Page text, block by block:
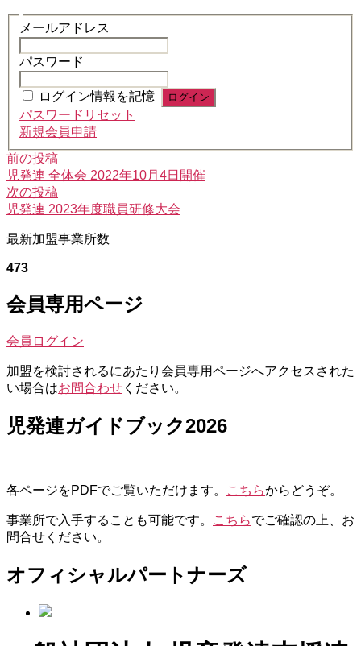
メールアドレス
パスワード
ログイン情報を記憶
パスワードリセット
新規会員申請
投
稿
ナ
ビ
ゲ
ー
シ
ョ
ン
前の投稿前
の
投
稿:
児発連 全体会 2022年10月4日開催
次の投稿次
の
稿:
児発連 2023年度職員研修大会
最新加盟事業所数
473
会員専用ページ
会員ログイン
加盟を検討されるにあたり会員専用ページへアクセスされた
い場合はお問合わせ ください。
児発連ガイドブック2026
各ページをPDFでご覧いただけます。 こちらからどうぞ。
事業所で入手することも可能です。 こちらでご確認の上、お
問合せください。
オフィシャルパートナーズ